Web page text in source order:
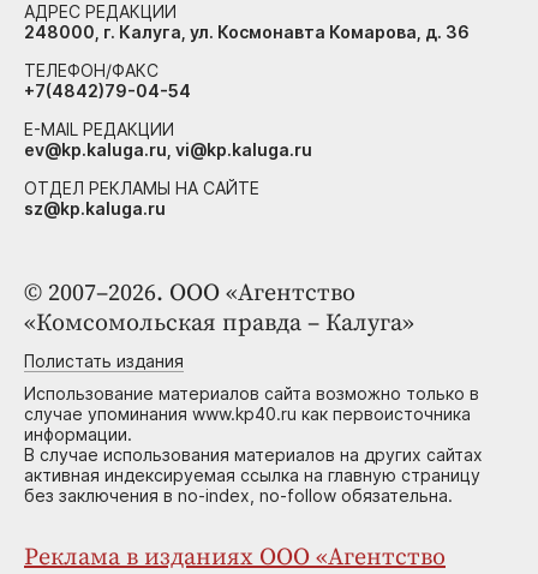
© 2007–2026. ООО «Агентство
«Комсомольская правда – Калуга»
Полистать издания
Использование материалов сайта возможно только в
случае упоминания www.kp40.ru как первоисточника
информации.
В случае использования материалов на других сайтах
активная индексируемая ссылка на главную страницу
без заключения в no-index, no-follow обязательна.
Реклама в изданиях ООО «Агентство
АДРЕС РЕДАКЦИИ
248000, г. Калуга, ул. Космонавта Комарова, д. 36
ТЕЛЕФОН/ФАКС
+7(4842)79-04-54
E-MAIL РЕДАКЦИИ
ev@kp.kaluga.ru, vi@kp.kaluga.ru
ОТДЕЛ РЕКЛАМЫ НА САЙТЕ
sz@kp.kaluga.ru